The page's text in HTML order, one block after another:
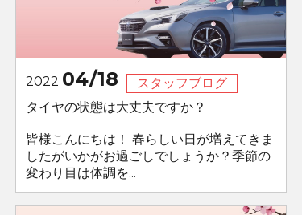
2022 04/18
スタッフブログ
タイヤの状態は大丈夫ですか？
皆様こんにちは！ 春らしい日が増えてきま
したがいかがお過ごしでしょうか？季節の
変わり目は体調を...